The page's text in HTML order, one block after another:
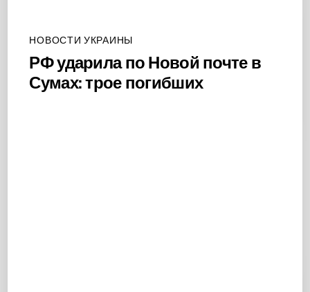
НОВОСТИ УКРАИНЫ
РФ ударила по Новой почте в
Сумах: трое погибших